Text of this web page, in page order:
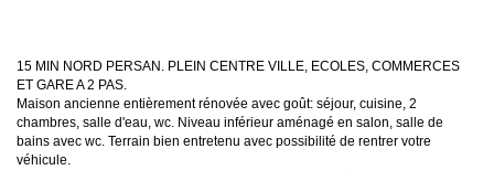
15 MIN NORD PERSAN. PLEIN CENTRE VILLE, ECOLES, COMMERCES
ET GARE A 2 PAS.
Maison ancienne entièrement rénovée avec goût: séjour, cuisine, 2
chambres, salle d'eau, wc. Niveau inférieur aménagé en salon, salle de
bains avec wc. Terrain bien entretenu avec possibilité de rentrer votre
véhicule.